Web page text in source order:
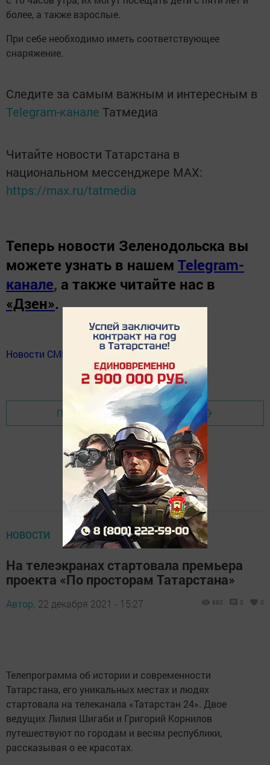
более, а также взрослые.
При себе необходимо иметь соответствующее
снаряжение.
Следите за самым важным и интересным в
Telegram-канале Татмедиа
Читайте новости Татарстана в
национальном мессенджере MАХ:
https://max.ru/tatmedia
Теперь новости Зеленодольска вы
можете узнать в нашем Telegram-
канале, а также читайте нас в
«Дзен».
Новости СМИ2
Перейти на страницу новости
НОВОСТИ
На телеэкранах стартовала премьера
проекта «По просторам Татарстана»
Автор, 22 декабря 2021 - 15:27 880 0 0
Телепрограмма об истории и современности
Татарстана, его уникальных местах и людях
стартовала на телеканала «Татарстан 24». Двое
ведущих Лилия Шигаби и Григорий Корнилов
путешествуют по городам и весям республики,
рассказывая о ее красотах.